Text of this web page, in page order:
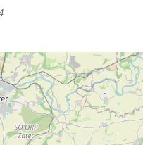
most na silnici 16 v Mělníku
Josefa Straky v Mělníku
přes Bouřlivec v Želénkách
přes Jizeru u Dolní Dušnice